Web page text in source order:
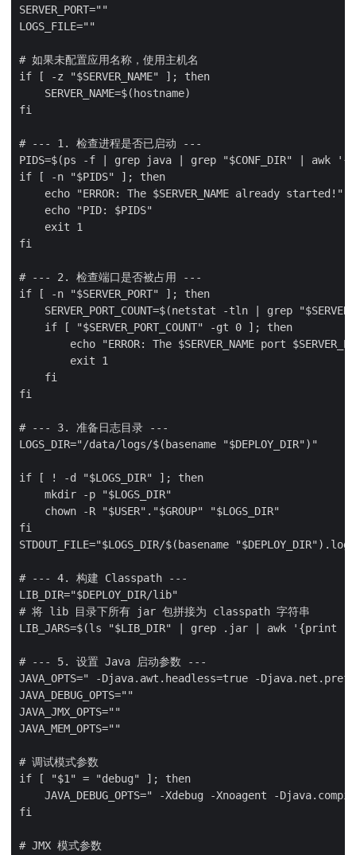
SERVER_PORT=""
LOGS_FILE=""
# 如果未配置应用名称，使用主机名
if [ -z "$SERVER_NAME" ]; then
    SERVER_NAME=$(hostname)
fi
# --- 1. 检查进程是否已启动 ---
PIDS=$(ps -f | grep java | grep "$CONF_DIR" | awk
if [ -n "$PIDS" ]; then
    echo "ERROR: The $SERVER_NAME already started!"
    echo "PID: $PIDS"
    exit 1
fi
# --- 2. 检查端口是否被占用 ---
if [ -n "$SERVER_PORT" ]; then
SERVER_PORT_COUNT=$(netstat -tln | grep
    if [ "$SERVER_PORT_COUNT" -gt 0 ]; then
echo "ERROR: The $SERVER_NAME port
        exit 1
    fi
fi
# --- 3. 准备日志目录 ---
LOGS_DIR="/data/logs/$(basename "$DEPLOY_DIR")"
if [ ! -d "$LOGS_DIR" ]; then
    mkdir -p "$LOGS_DIR"
    chown -R "$USER"."$GROUP" "$LOGS_DIR"
fi
STDOUT_FILE="$LOGS_DIR/$(basename "$DEPLOY_DIR").log"
# --- 4. 构建 Classpath ---
LIB_DIR="$DEPLOY_DIR/lib"
# 将 lib 目录下所有 jar 包拼接为 classpath 字符串
LIB_JARS=$(ls "$LIB_DIR" | grep .jar | awk
# --- 5. 设置 Java 启动参数 ---
JAVA_OPTS=" -Djava.awt.headless=true -
JAVA_DEBUG_OPTS=""
JAVA_JMX_OPTS=""
JAVA_MEM_OPTS=""
# 调试模式参数
if [ "$1" = "debug" ]; then
JAVA_DEBUG_OPTS=" -Xdebug -Xnoagent -
fi
# JMX 模式参数